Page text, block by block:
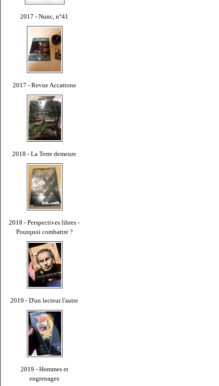
2017 - Nunc, n°41
2017 - Revue Accattone
2018 - La Terre demeure
2018 - Perspectives libres -
Pourquoi combattre ?
2019 - D'un lecteur l'autre
2019 - Hommes et
engrenages